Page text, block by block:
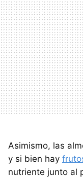
Asimismo, las
y si bien hay
nutriente junto al